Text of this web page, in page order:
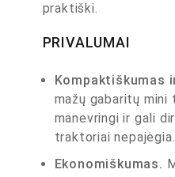
praktiški.
PRIVALUMAI
Kompaktiškumas
mažų gabaritų mini
manevringi ir gali
traktoriai nepajėgia.
Ekonomiškumas.